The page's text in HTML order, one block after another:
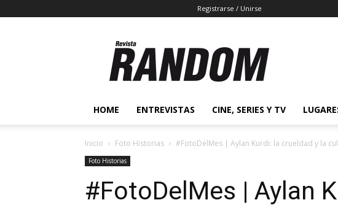
Registrarse / Unirse
Revista
Random
2.0
HOME ENTREVISTAS CINE, SERIES Y TV
Inicio Foto Historias #FotoDelMes | Aylan Kurdi: la crueldad y la
Foto Historias
#FotoDelMes | Aylan